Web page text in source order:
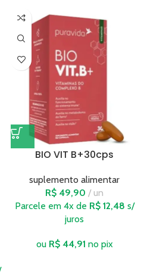
BIO VIT B+30cps
suplemento alimentar
R$ 49,90
un
Parcele em 4x de R$12,48 s/
juros
ou R$44,91 no pix